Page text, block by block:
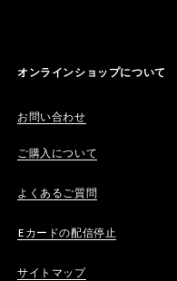
オンラインショップについて
お問い合わせ
ご購入について
よくあるご質問
Eカードの配信停止
サイトマップ